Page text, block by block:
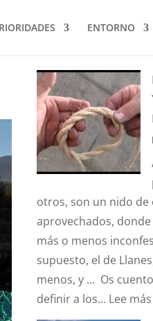
ENTORNO
otros, son un nido de
aprovechados,
más o menos
supuesto, el de
menos, y … Os
definir a los... Lee más